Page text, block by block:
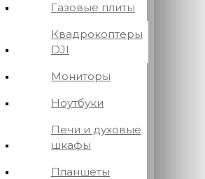
Газовые плиты
Квадрокоптеры
DJI
Мониторы
Ноутбуки
Печи и духовые
шкафы
Планшеты